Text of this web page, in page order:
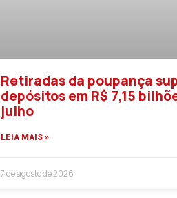
Retiradas da poupança
depósitos em R$ 7,15
julho
LEIA MAIS »
7 de agosto de 2026